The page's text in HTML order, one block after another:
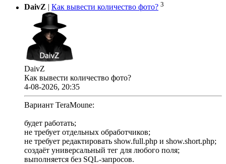
DaivZ Как вывести количество фото? 3
DaivZ
Как вывести количество фото?
4-08-2026, 20:35
Вариант TeraMoune:
будет работать;
не требует отдельных обработчиков;
не требует редактировать show.full.php и show.short.php;
создаёт универсальный тег для любого поля;
выполняется без SQL-запросов.